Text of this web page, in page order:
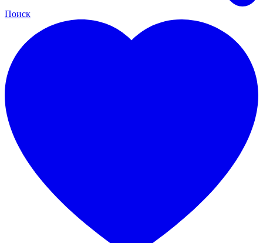
Поиск